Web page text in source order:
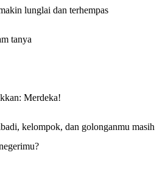
lunglai dan terhempas
tanya
Merdeka!
kelompok, dan golonganmu masih